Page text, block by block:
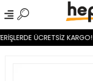
ÜCRETSİZ KARGO!